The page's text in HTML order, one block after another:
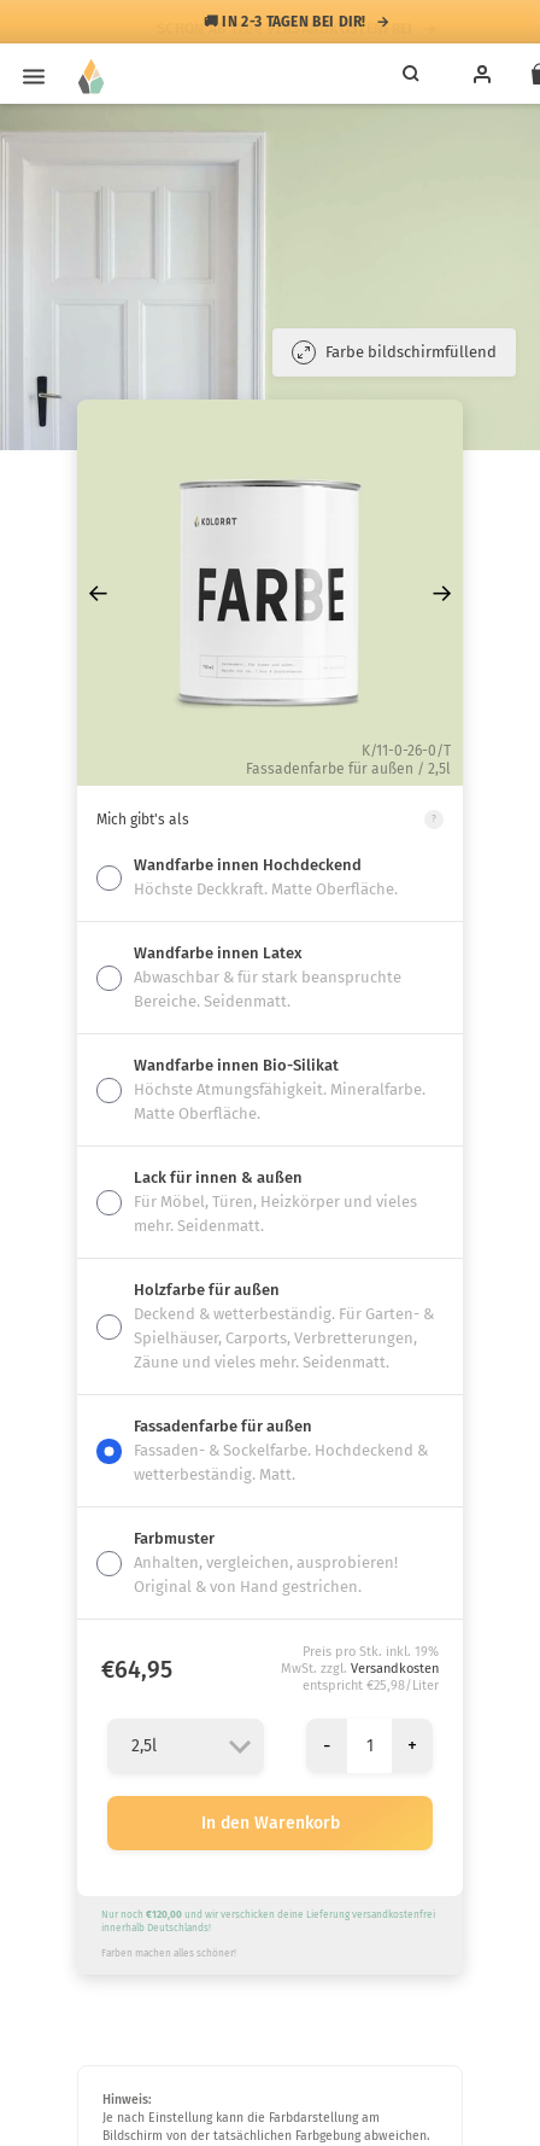
🚚 IN 2-3 TAGEN BEI DIR!
Farbe bildschirmfüllend
← →
K/11-0-26-0/T
Fassadenfarbe für außen / 2,5l
Mich gibt's als ?
Wandfarbe innen Hochdeckend
Höchste Deckkraft. Matte Oberfläche.
Wandfarbe innen Latex
Abwaschbar & für stark beanspruchte
Bereiche. Seidenmatt.
Wandfarbe innen Bio-Silikat
Höchste Atmungsfähigkeit. Mineralfarbe.
Matte Oberfläche.
Lack für innen & außen
Für Möbel, Türen, Heizkörper und vieles
mehr. Seidenmatt.
Holzfarbe für außen
Deckend & wetterbeständig. Für Garten- &
Spielhäuser, Carports, Verbretterungen,
Zäune und vieles mehr. Seidenmatt.
Fassadenfarbe für außen
Fassaden- & Sockelfarbe. Hochdeckend &
wetterbeständig. Matt.
Farbmuster
Anhalten, vergleichen, ausprobieren!
Original & von Hand gestrichen.
€64,95
Preis pro Stk. inkl. 19%
MwSt. zzgl. Versandkosten
entspricht €25,98/Liter
- +
Nur noch €120,00 und wir verschicken deine Lieferung versandkostenfrei
innerhalb Deutschlands!
Farben machen alles schöner!
Hinweis:
Je nach Einstellung kann die Farbdarstellung am
Bildschirm von der tatsächlichen Farbgebung abweichen.